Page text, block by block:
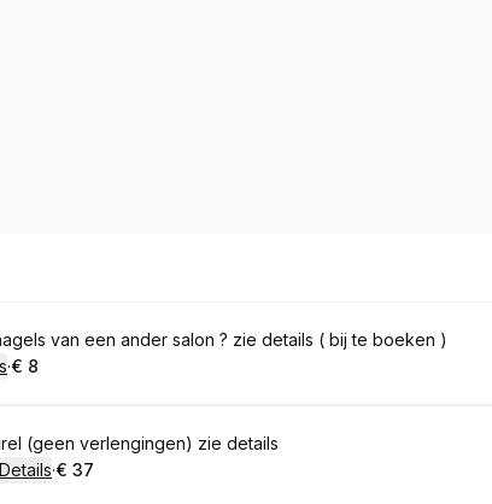
🤍 Sylvie Dewitte
van een ander salon ? zie details ( bij te boeken )
·
.Prijs:
€ 8
(geen verlengingen) zie details
Details·
.Prijs:
€ 37